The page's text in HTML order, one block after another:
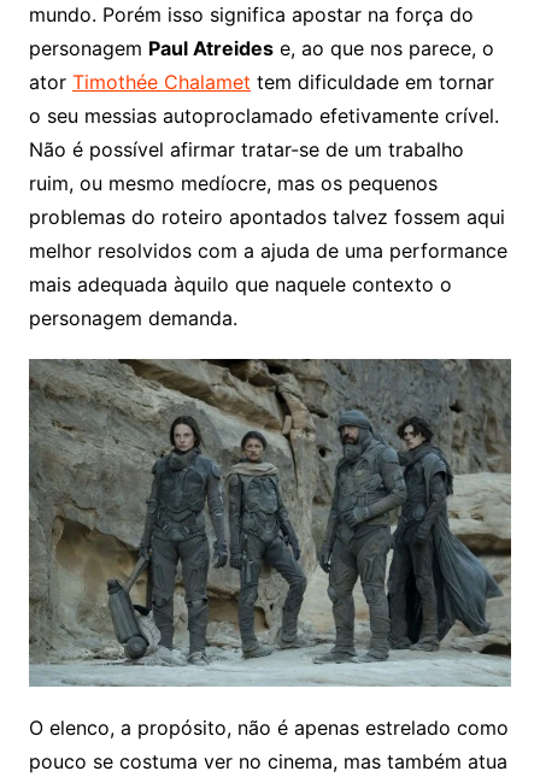
mundo. Porém isso significa apostar na força do
personagem Paul Atreidese, ao que nos parece, o
ator Timothée Chalamet tem dificuldade em tornar
o seu messias autoproclamado efetivamente crível.
Não é possível afirmar tratar-se de um trabalho
ruim, ou mesmo medíocre, mas os pequenos
problemas do roteiro apontados talvez fossem aqui
melhor resolvidos com a ajuda de uma performance
mais adequada àquilo que naquele contexto o
personagem demanda.
O elenco, a propósito, não é apenas estrelado como
pouco se costuma ver no cinema, mas também atua